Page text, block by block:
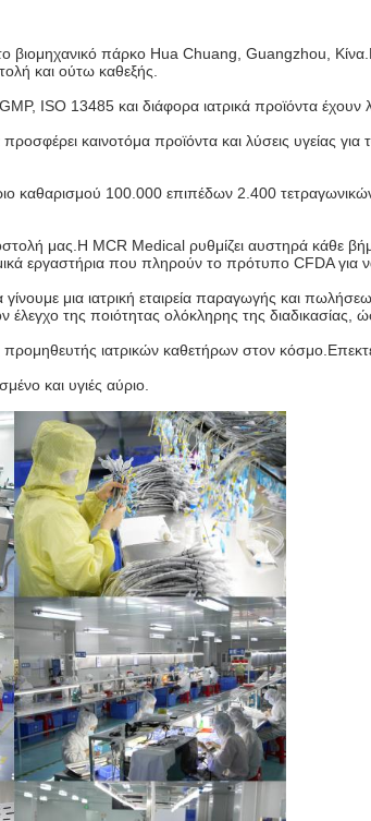
βιομηχανικό πάρκο Hua Chuang, Guangzhou,
και ούτω καθεξής.
ISO 13485 και διάφορα ιατρικά προϊόντα έχουν
καινοτόμα προϊόντα και λύσεις υγείας
καθαρισμού 100.000 επιπέδων 2.400
μας.Η MCR Medical ρυθμίζει αυστηρά κάθε
εργαστήρια που πληρούν το πρότυπο CFDA για
μια ιατρική εταιρεία παραγωγής και
της ποιότητας ολόκληρης της διαδικασίας,
ιατρικών καθετήρων στον
και υγιές αύριο.